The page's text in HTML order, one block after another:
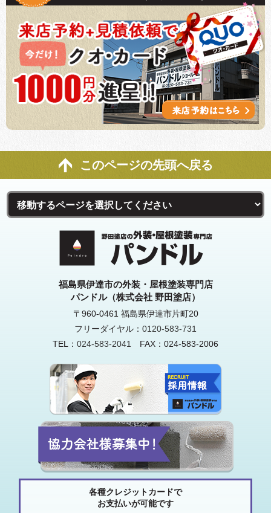
このページの先頭へ戻る
福島県伊達市の外装・屋根塗装専門店
パンドル（株式会社 野田塗店）
〒960-0461 福島県伊達市片町20
フリーダイヤル： 0120-583-731
TEL： 024-583-2041 FAX：024-583-2006
各種クレジットカードで
お支払いが可能です